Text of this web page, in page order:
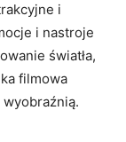
i
i ‌nastroje⁤
światła,
filmowa